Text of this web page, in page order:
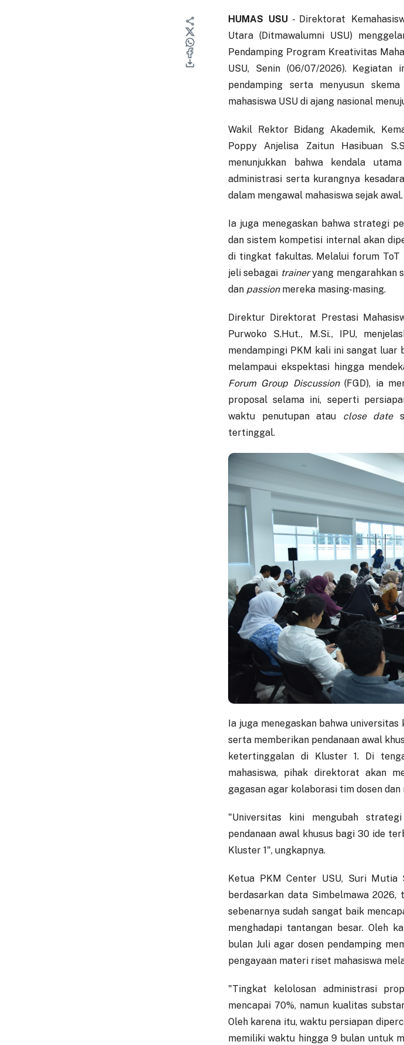
HUMAS USU - Direktorat
Utara (Ditmawalumni USU)
Pendamping Program Kreativitas
USU, Senin (06/07/2026).
pendamping serta menyusun
mahasiswa USU di ajang nasional
Wakil Rektor Bidang Akademik,
Poppy Anjelisa Zaitun Hasibuan
menunjukkan bahwa kendala
administrasi serta kurangnya
dalam mengawal mahasiswa sejak awal.
Ia juga menegaskan bahwa strategi
dan sistem kompetisi internal akan
di tingkat fakultas. Melalui forum ToT
jeli sebagai traineryang mengarahkan
dan passionmereka masing-masing.
Direktur Direktorat Prestasi
Purwoko S.Hut., M.Si., IPU,
mendampingi PKM kali ini sangat
melampaui ekspektasi hingga
Forum Group Discussion(FGD), ia
proposal selama ini, seperti
waktu penutupan atau close date
tertinggal.
Ia juga menegaskan bahwa
serta memberikan pendanaan awal
ketertinggalan di Kluster 1. Di
mahasiswa, pihak direktorat akan
gagasan agar kolaborasi tim dosen
"Universitas kini mengubah
pendanaan awal khusus bagi 30 ide
Kluster 1", ungkapnya.
Ketua PKM Center USU, Suri Mutia
berdasarkan data Simbelmawa
sebenarnya sudah sangat baik
menghadapi tantangan besar. Oleh
bulan Juli agar dosen pendamping
pengayaan materi riset mahasiswa
"Tingkat kelolosan administrasi
mencapai 70%, namun kualitas
Oleh karena itu, waktu persiapan
memiliki waktu hingga 9 bulan untuk